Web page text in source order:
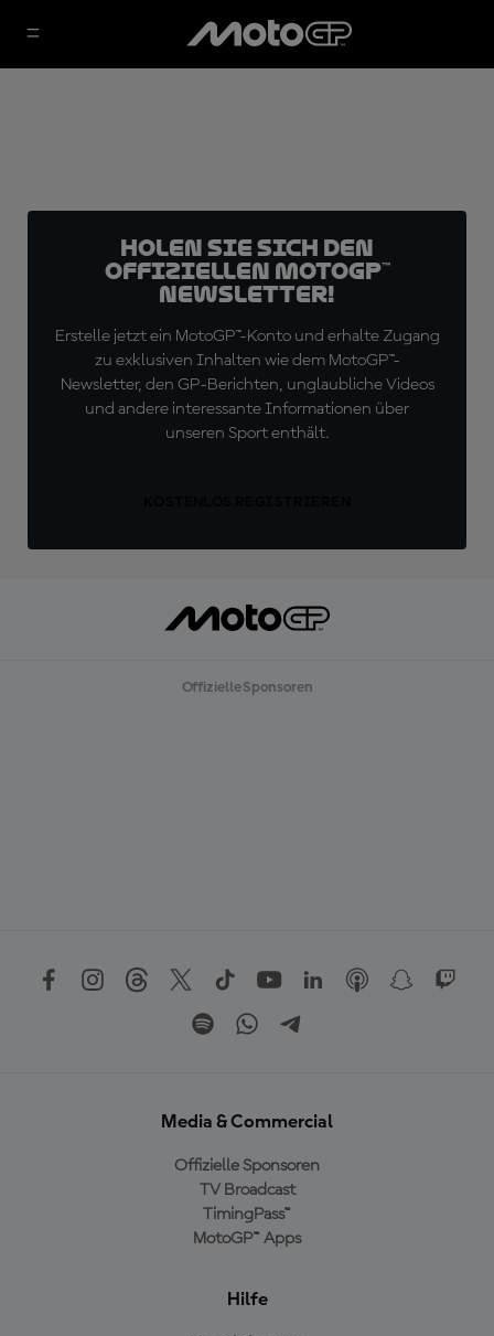
Holen Sie sich den
offiziellen MotoGP™
Newsletter!
Erstelle jetzt ein MotoGP™-Konto und erhalte Zugang
zu exklusiven Inhalten wie dem MotoGP™-
Newsletter, den GP-Berichten, unglaubliche Videos
und andere interessante Informationen über
unseren Sport enthält.
Offizielle Sponsoren
Media & Commercial
Offizielle Sponsoren
TV Broadcast
TimingPass™
MotoGP™ Apps
Hilfe